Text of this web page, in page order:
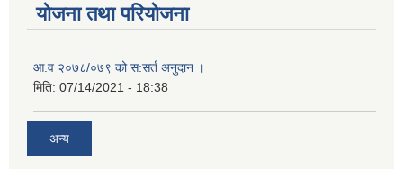
योजना तथा परियोजना
आ.व २०७८/०७९ को स:सर्त अनुदान ।
मिति: 07/14/2021 - 18:38
अन्य